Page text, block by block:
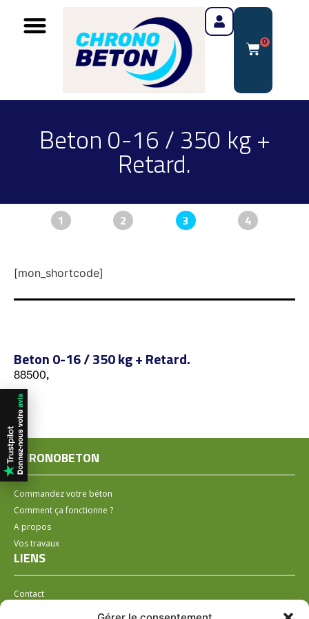
0
Beton 0-16 / 350 kg +
Retard.
1 2 3 4
[mon_shortcode]
Beton 0-16 / 350 kg + Retard.
88500,
CHRONOBETON
Commandez votre béton
Comment ça fonctionne ?
A propos
Vos travaux
LIENS
Contact